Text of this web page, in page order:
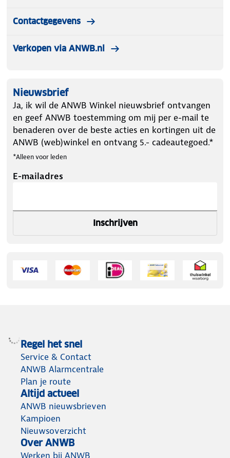
Contactgegevens
Verkopen via ANWB.nl
Nieuwsbrief
Ja, ik wil de ANWB Winkel nieuwsbrief ontvangen
en geef ANWB toestemming om mij per e-mail te
benaderen over de beste acties en kortingen uit de
ANWB (web)winkel en ontvang 5.- cadeautegoed.*
*Alleen voor leden
E-mailadres
Inschrijven
Regel het snel
Service & Contact
ANWB Alarmcentrale
Plan je route
Altijd actueel
ANWB nieuwsbrieven
Kampioen
Nieuwsoverzicht
Over ANWB
Werken bij ANWB